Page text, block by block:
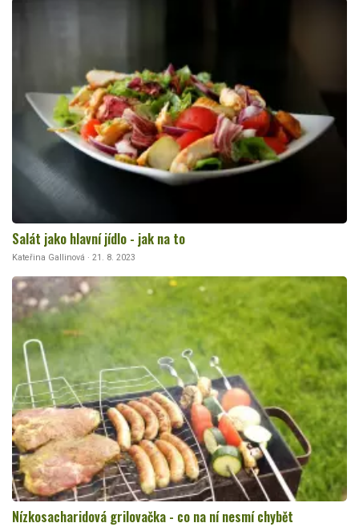
Salát jako hlavní jídlo - jak na to
Kateřina Gallinová · 21. 8. 2023
Nízkosacharidová grilovačka - co na ní nesmí chybět